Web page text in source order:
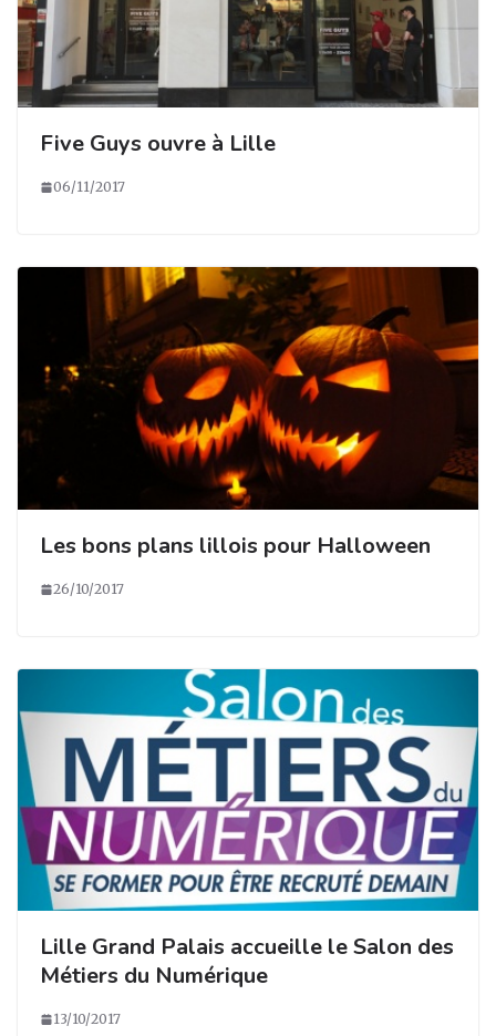
Five Guys ouvre à Lille
06/11/2017
Les bons plans lillois pour Halloween
26/10/2017
Lille Grand Palais accueille le Salon des
Métiers du Numérique
13/10/2017